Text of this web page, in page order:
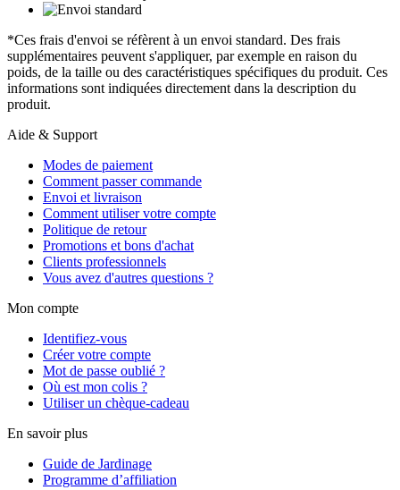
*Ces frais d'envoi se réfèrent à un envoi standard. Des frais
supplémentaires peuvent s'appliquer, par exemple en raison du
poids, de la taille ou des caractéristiques spécifiques du produit. Ces
informations sont indiquées directement dans la description du
produit.
Aide & Support
Modes de paiement
Comment passer commande
Envoi et livraison
Comment utiliser votre compte
Politique de retour
Promotions et bons d'achat
Clients professionnels
Vous avez d'autres questions ?
Mon compte
Identifiez-vous
Créer votre compte
Mot de passe oublié ?
Où est mon colis ?
Utiliser un chèque-cadeau
En savoir plus
Guide de Jardinage
Programme d’affiliation